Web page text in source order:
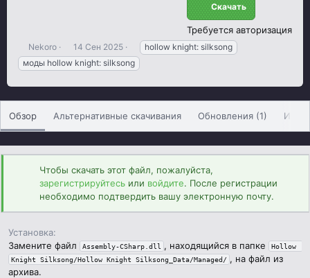
Скачать
Требуется авторизация
А
в
т
Nekoro
Д
а
т
з
д
а
н
и
я
14 Сен 2025
Т
е
г
hollow knight: silksong
моды hollow knight: silksong
Обзор Альтернативные скачивания Обновления (1)
Чтобы скачать этот файл, пожалуйста,
зарегистрируйтесь или войдите. После регистрации
необходимо подтвердить вашу электронную почту.
Установка
Замените файл
Assembly-CSharp.dll , находящийся в папке
Hollow
Knight Silksong/Hollow Knight Silksong_Data/Managed/ , на файл из
архива.